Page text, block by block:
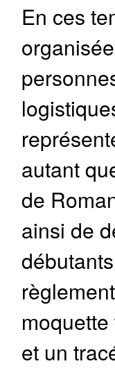
En ces
autant
de
ainsi de
et un